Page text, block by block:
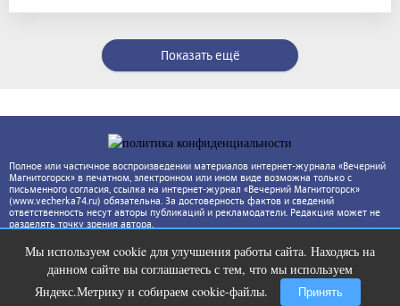
Показать ещё
Полное или частичное воспроизведении материалов интернет-журнала «Вечерний
Магнитогорск» в печатном, электронном или ином виде возможна только с
письменного согласия, ссылка на интернет-журнал «Вечерний Магнитогорск»
(www.vecherka74.ru) обязательна. За достоверность фактов и сведений
ответственность несут авторы публикаций и рекламодатели. Редакция может не
разделять точку зрения автора.
Мы используем cookie для улучшения работы сайта. Находясь на
данном сайте вы соглашаетесь с тем, что мы используем
Яндекс.Метрику и собираем cookie-файлы.
Принять
Ногти будут чистыми! Домашний
метод убьет грибок, возьмите 3%-ю…